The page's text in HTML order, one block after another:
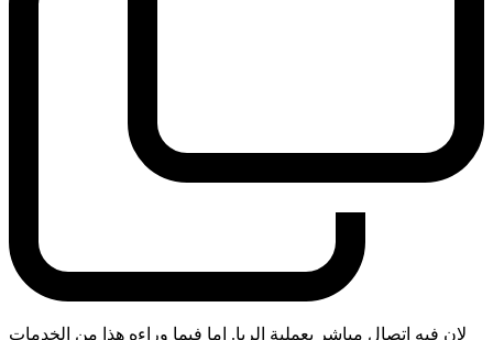
لان فيه اتصال مباشر بعملية الربا. اما فيما وراءه هذا من الخدمات